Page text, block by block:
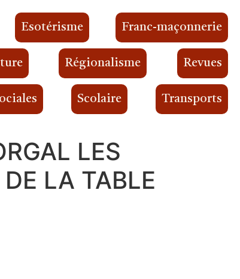
Esotérisme Franc-maçonnerie
Régionalisme Revues
Scolaire Transports
LES
LA TABLE